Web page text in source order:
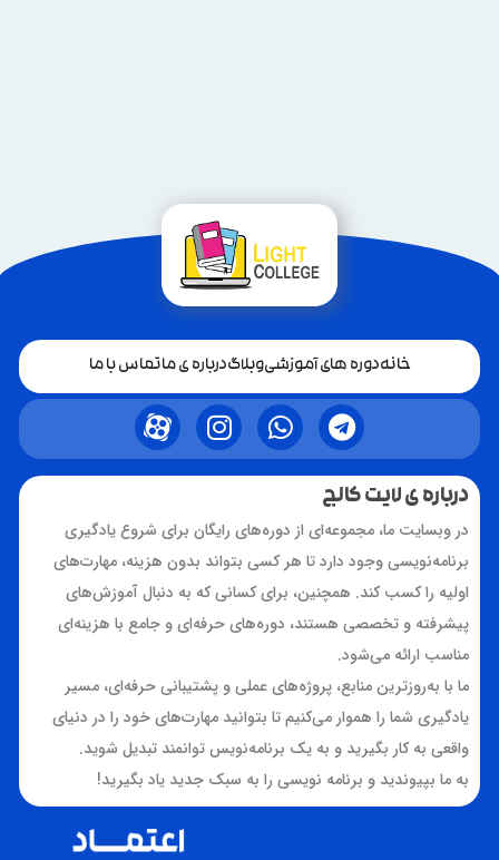
خانهدوره های آموزشیوبلاگدرباره ی ماتماس با ما
درباره ی لایت کالج
در وبسایت ما، مجموعه‌ای از دوره‌های رایگان برای شروع یادگیری
برنامه‌نویسی وجود دارد تا هر کسی بتواند بدون هزینه، مهارت‌های
اولیه را کسب کند. همچنین، برای کسانی که به دنبال آموزش‌های
پیشرفته و تخصصی هستند، دوره‌های حرفه‌ای و جامع با هزینه‌ای
مناسب ارائه می‌شود.
ما با به‌روزترین منابع، پروژه‌های عملی و پشتیبانی حرفه‌ای، مسیر
یادگیری شما را هموار می‌کنیم تا بتوانید مهارت‌های خود را در دنیای
واقعی به کار بگیرید و به یک برنامه‌نویس توانمند تبدیل شوید.
به ما بپیوندید و برنامه نویسی را به سبک جدید یاد بگیرید!